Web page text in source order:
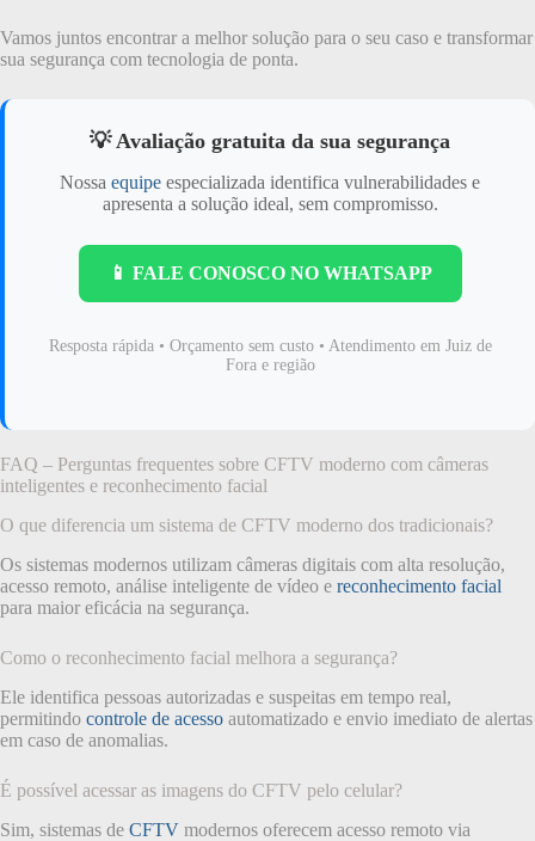
Vamos juntos encontrar a melhor solução para o seu caso e transformar
sua segurança com tecnologia de ponta.
💡 Avaliação gratuita da sua segurança
Nossa equipe especializada identifica vulnerabilidades e
apresenta a solução ideal, sem compromisso.
📱 FALE CONOSCO NO WHATSAPP
Resposta rápida • Orçamento sem custo • Atendimento em Juiz de
Fora e região
FAQ – Perguntas frequentes sobre CFTV moderno com câmeras
inteligentes e reconhecimento facial
O que diferencia um sistema de CFTV moderno dos tradicionais?
Os sistemas modernos utilizam câmeras digitais com alta resolução,
acesso remoto, análise inteligente de vídeo e reconhecimento facial
para maior eficácia na segurança.
Como o reconhecimento facial melhora a segurança?
Ele identifica pessoas autorizadas e suspeitas em tempo real,
permitindo controle de acesso automatizado e envio imediato de alertas
em caso de anomalias.
É possível acessar as imagens do CFTV pelo celular?
Sim, sistemas de CFTV modernos oferecem acesso remoto via